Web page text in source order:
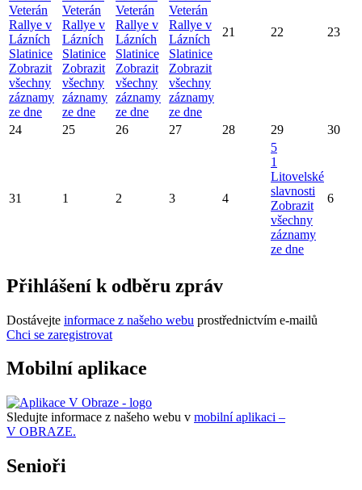
Veterán
Rallye v
Lázních
Slatinice
Zobrazit
všechny
záznamy
ze dne
Veterán
Rallye v
Lázních
Slatinice
Zobrazit
všechny
záznamy
ze dne
Veterán
Rallye v
Lázních
Slatinice
Zobrazit
všechny
záznamy
ze dne
Veterán
Rallye v
Lázních
Slatinice
Zobrazit
všechny
záznamy
ze dne
21 22 23
24 25 26 27 28 29 30
31 1 2 3 4
5
1
Litovelské
slavnosti
Zobrazit
všechny
záznamy
ze dne
6
Přihlášení k odběru zpráv
Dostávejte informace z našeho webu prostřednictvím e-mailů
Chci se zaregistrovat
Mobilní aplikace
Sledujte informace z našeho webu v mobilní aplikaci –
V OBRAZE.
Senioři